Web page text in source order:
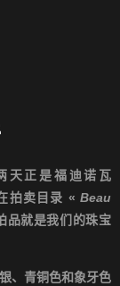
天正是福迪诺瓦
拍卖目录 « Beau
品就是我们的珠宝
、青铜色和象牙色